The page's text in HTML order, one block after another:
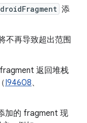
添
不再导致超出范围
返回堆栈
I94608、
加的 fragment 现